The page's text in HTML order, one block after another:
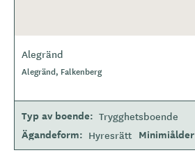
Alegränd
Alegränd, Falkenberg
Typ av boende Trygghetsboende
Ägandeform Hyresrätt Minimiålder